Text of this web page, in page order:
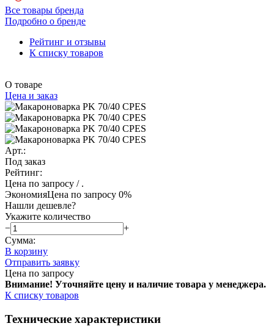
Все товары бренда
Подробно о бренде
Рейтинг и отзывы
К списку товаров
О товаре
Цена и заказ
Арт.:
Под заказ
Рейтинг:
Цена по запросу / .
ЭкономияЦена по запросу 0%
Нашли дешевле?
Укажите количество
−
+
Сумма:
В корзину
Отправить заявку
Цена по запросу
Внимание! Уточняйте цену и наличие товара у менеджера.
К списку товаров
Технические характеристики